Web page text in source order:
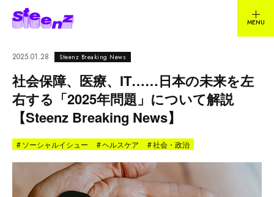
2025.01.28 Steenz Breaking News
社会保障、医療、IT……日本の未来を左
右する「2025年問題」について解説
【Steenz Breaking News】
#ソーシャルイシュー #ヘルスケア #社会・政治